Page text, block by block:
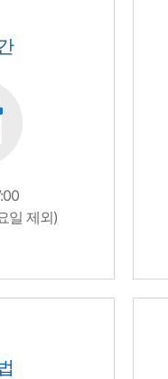
일 제외)